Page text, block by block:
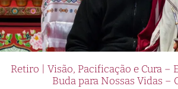
Retiro | Visão, Pacificação e Cura –
Buda para Nossas Vidas –